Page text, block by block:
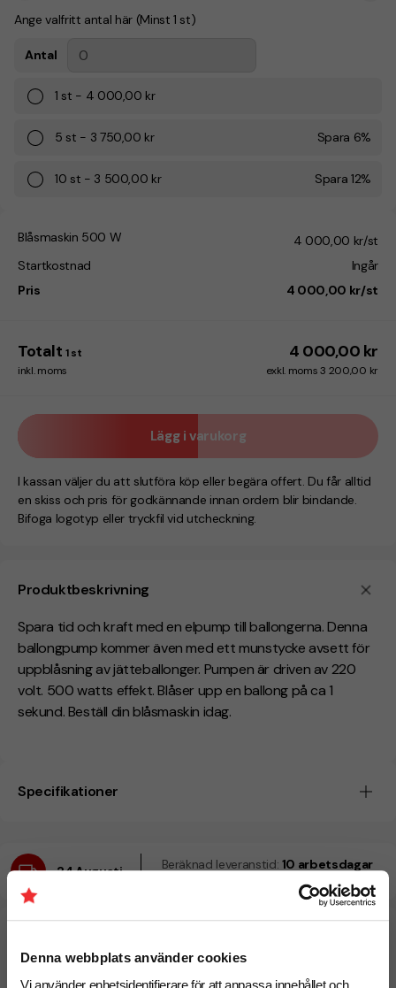
Denna webbplats använder cookies
Produktbeskrivning
Spara tid och kraft med en elpump till ballongerna. Denna
ballongpump kommer även med ett munstycke avsett för
uppblåsning av jätteballonger. Pumpen är driven av 220
volt. 500 watts effekt. Blåser upp en ballong på ca 1
sekund. Beställ din blåsmaskin idag.
Specifikationer
Ange valfritt antal här (Minst 1 st)
Antal
1 st - 4 000,00 kr
5 st - 3 750,00 kr Spara 6%
10 st - 3 500,00 kr Spara12%
Blåsmaskin 500 W
4 000,00 kr/st
Startkostnad
Ingår
Pris
4 000,00 kr/st
Totalt 1 st 4 000,00 kr
inkl. moms exkl. moms 3 200,00 kr
Lägg i varukorg
I kassan väljer du att slutföra köp eller begära offert. Du får alltid
en skiss och pris för godkännande innan ordern blir bindande.
Bifoga logotyp eller tryckfil vid utcheckning.
24 Augusti Beräknad leveranstid: 10 arbetsdagar